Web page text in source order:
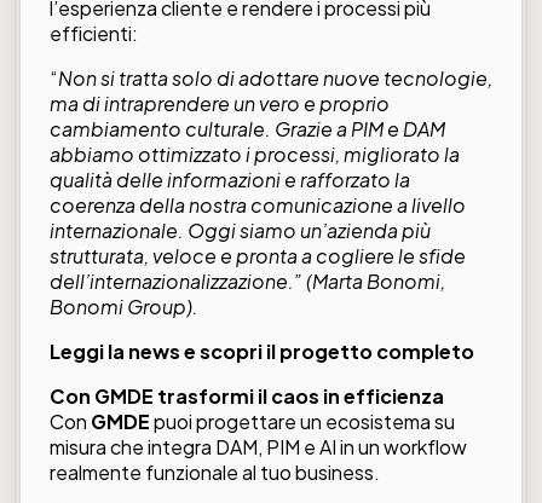
l’esperienza cliente e rendere i processi più
efficienti:
“Non si tratta solo di adottare nuove tecnologie,
ma di intraprendere un vero e proprio
cambiamento culturale. Grazie a PIM e DAM
abbiamo ottimizzato i processi, migliorato la
qualità delle informazioni e rafforzato la
coerenza della nostra comunicazione a livello
internazionale. Oggi siamo un’azienda più
strutturata, veloce e pronta a cogliere le sfide
dell’internazionalizzazione.”(Marta Bonomi,
Bonomi Group).
Leggi la news e scopri il progetto completo
Con GMDE trasformi il caos in efficienza
Con GMDEpuoi progettare un ecosistema su
misura che integra DAM, PIM e AI in un workflow
realmente funzionale al tuo business.